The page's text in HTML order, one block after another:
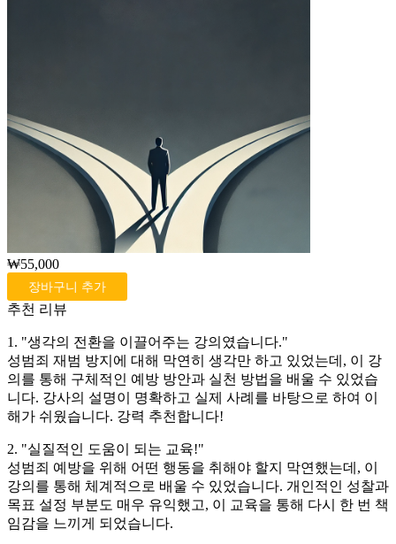
₩55,000
장바구니 추가
추천 리뷰
1. "생각의 전환을 이끌어주는 강의였습니다."
성범죄 재범 방지에 대해 막연히 생각만 하고 있었는데, 이 강
의를 통해 구체적인 예방 방안과 실천 방법을 배울 수 있었습
니다. 강사의 설명이 명확하고 실제 사례를 바탕으로 하여 이
해가 쉬웠습니다. 강력 추천합니다!
2. "실질적인 도움이 되는 교육!"
성범죄 예방을 위해 어떤 행동을 취해야 할지 막연했는데, 이
강의를 통해 체계적으로 배울 수 있었습니다. 개인적인 성찰과
목표 설정 부분도 매우 유익했고, 이 교육을 통해 다시 한 번 책
임감을 느끼게 되었습니다.